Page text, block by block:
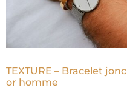
TEXTURE – Bracelet jonc
or homme